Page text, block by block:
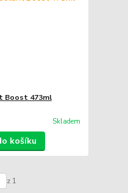
Boost 473ml
Skladem
košíku
z 1